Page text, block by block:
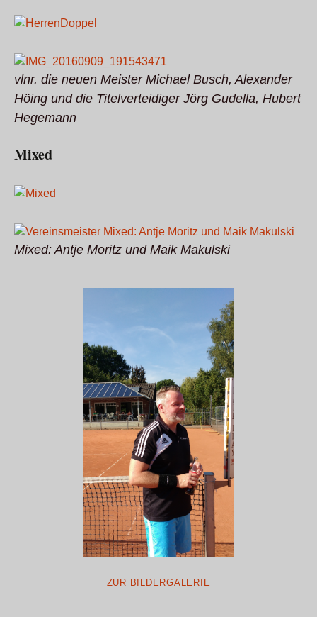
vlnr. die neuen Meister Michael Busch, Alexander
Höing und die Titelverteidiger Jörg Gudella, Hubert
Hegemann
Mixed
Mixed: Antje Moritz und Maik Makulski
ZUR BILDERGALERIE